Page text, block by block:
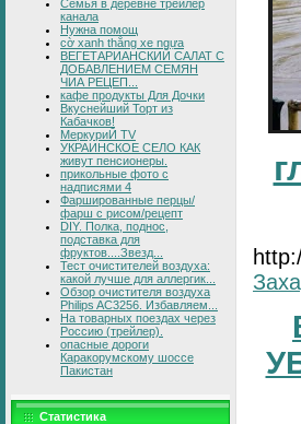
Семья в деревне трейлер
канала
Нужна помощ
cờ xanh thắng xe ngựa
ВЕГЕТАРИАНСКИЙ САЛАТ С
ДОБАВЛЕНИЕМ СЕМЯН
ЧИА РЕЦЕП...
кафе продукты Для Дочки
Вкуснейший Торт из
Кабачков!
МеркуриЙ TV
УКРАИНСКОЕ СЕЛО КАК
живут пенсионеры.
прикольные фото с
надписями 4
Фаршированные перцы/
фарш с рисом/рецепт
DIY. Полка, поднос,
подставка для
фруктов....Звезд...
Тест очистителей воздуха:
какой лучше для аллергик...
Обзор очистителя воздуха
Philips AC3256. Избавляем...
На товарных поездах через
Россию (трейлер).
опасные дороги
Каракорумскому шоссе
Пакистан
Статистика